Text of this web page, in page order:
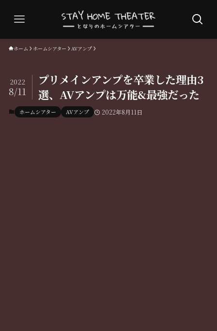
ホーム ホームシアター AVアンプ
プリメインアンプを卒業した理由3
選、AVアンプは万能&最強だった
2022
8/11
ホームシアター AVアンプ 2022年8月11日